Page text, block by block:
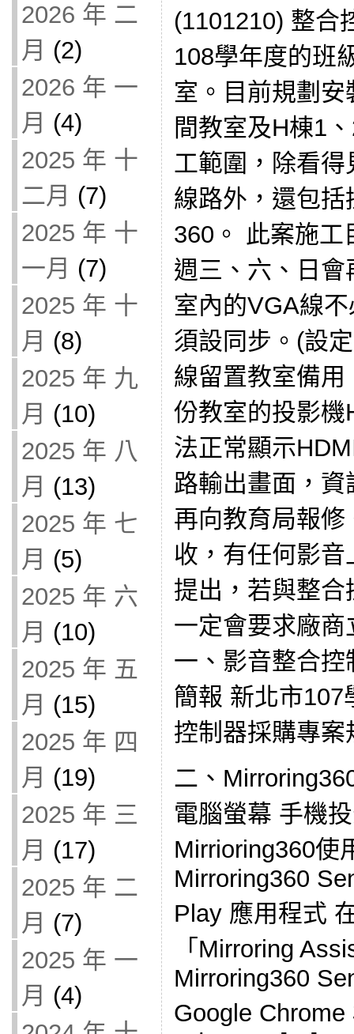
2026 年 二
月 (2)
2026 年 一
月 (4)
2025 年 十
二月 (7)
2025 年 十
一月 (7)
2025 年 十
月 (8)
2025 年 九
月 (10)
2025 年 八
月 (13)
2025 年 七
月 (5)
2025 年 六
月 (10)
2025 年 五
月 (15)
2025 年 四
月 (19)
2025 年 三
月 (17)
2025 年 二
月 (7)
2025 年 一
月 (4)
(1101210) 整合
108學年度的班
室。目前規劃
間教室及H棟1
工範圍，除看
線路外，還包
360。 此案施工
週三、六、日
室內的VGA線
須設同步。(設
線留置教室備
份教室的投影
法正常顯示
路輸出畫面，
再向教育局報
收，有任何影
提出，若與整
一定會要求廠
一、影音整合
簡報 新北市107
控制器採購專案
二、
電腦螢幕 手機
Mirrioring360使
Mirroring360
Play 應用程式
「Mirroring
Mirroring360
Google